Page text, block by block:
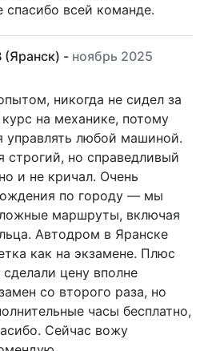
спасибо всей команде.
(Яранск) - ноябрь 2025
никогда не сидел за
на механике, потому
управлять любой машиной.
строгий, но справедливый
и не кричал. Очень
по городу — мы
маршруты, включая
Автодром в Яранске
как на экзамене. Плюс
цену вполне
со второго раза, но
часы бесплатно,
Сейчас вожу